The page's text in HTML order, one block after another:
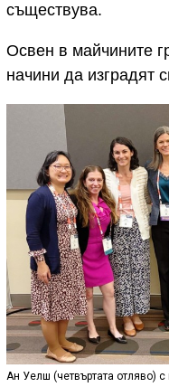
съществува.
Освен в майчините
начини да изградят
Ан Уелш (четвъртата отляво)